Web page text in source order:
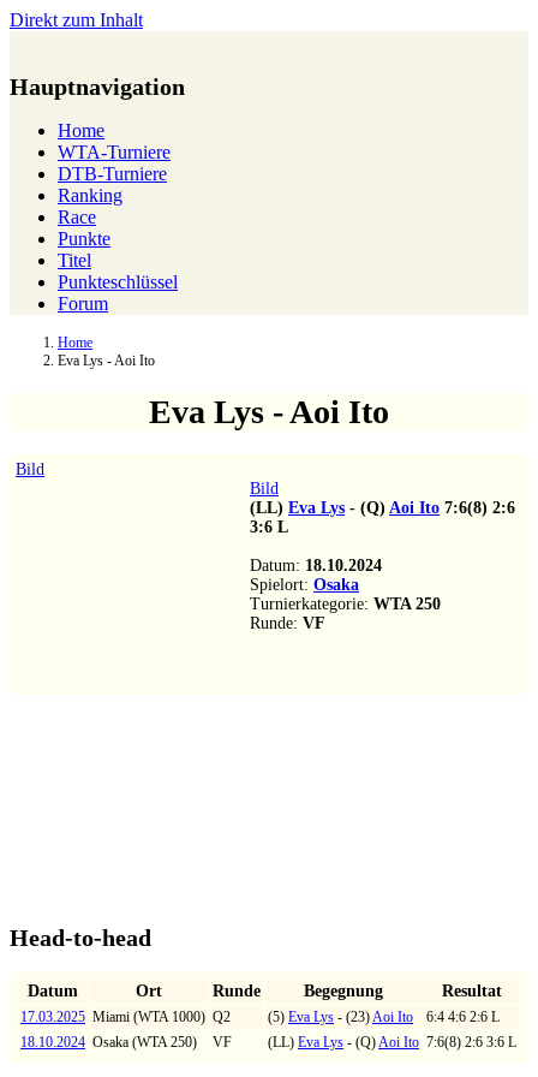
Direkt zum Inhalt
Hauptnavigation
Home
WTA-Turniere
DTB-Turniere
Ranking
Race
Punkte
Titel
Punkteschlüssel
Forum
Home
Eva Lys - Aoi Ito
Eva Lys - Aoi Ito
Bild
Bild
(LL) Eva Lys - (Q) Aoi Ito 7:6(8) 2:6
3:6 L
Datum: 18.10.2024
Spielort: Osaka
Turnierkategorie: WTA 250
Runde: VF
Head-to-head
Datum Ort Runde Begegnung Resultat
17.03.2025 Miami (WTA 1000) Q2 (5) Eva Lys - (23)Aoi Ito
6:4 4:6 2:6 L
18.10.2024 Osaka (WTA 250) VF (LL) Eva Lys - (Q)Aoi Ito 7:6(8) 2:6 3:6 L